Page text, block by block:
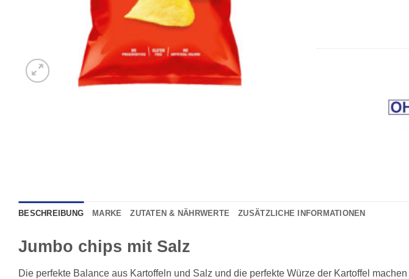
BESCHREIBUNG MARKE ZUTATEN & NÄHRWERTE ZUSÄTZLICHE INFORMATIONEN
Jumbo chips mit Salz
Die perfekte Balance aus Kartoffeln und Salz und die perfekte Würze der Kartoffel machen